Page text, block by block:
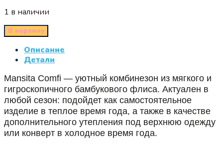
1 в наличии
В корзину
Описание
Детали
Mansita Comfi — уютный комбинезон из мягкого и
гигроскопичного бамбукового флиса. Актуален в
любой сезон: подойдет как самостоятельное
изделие в теплое время года, а также в качестве
дополнительного утепления под верхнюю одежду
или конверт в холодное время года.